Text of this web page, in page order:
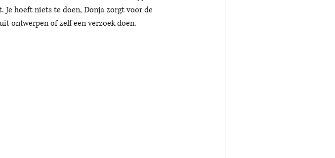
hoeft niets te doen, Donja zorgt voor de
ontwerpen of zelf een verzoek doen.